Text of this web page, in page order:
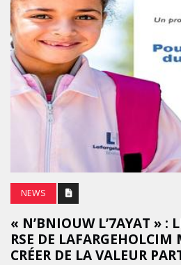
NEWS
« N’BNIOUW L’7AYAT » :
RSE DE LAFARGEHOLCIM
CRÉER DE LA VALEUR